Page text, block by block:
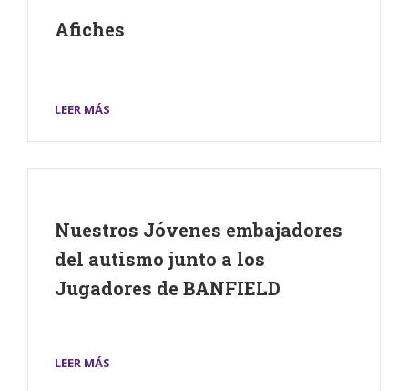
Afiches
LEER MÁS
Nuestros Jóvenes embajadores
del autismo junto a los
Jugadores de BANFIELD
LEER MÁS